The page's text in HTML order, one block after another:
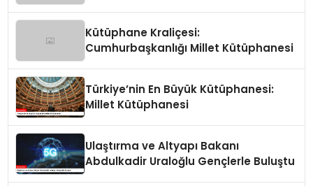
Kütüphane Kraliçesi:
Cumhurbaşkanlığı Millet Kütüphanesi
Türkiye’nin En Büyük Kütüphanesi:
Millet Kütüphanesi
Ulaştırma ve Altyapı Bakanı
Abdulkadir Uraloğlu Gençlerle Buluştu